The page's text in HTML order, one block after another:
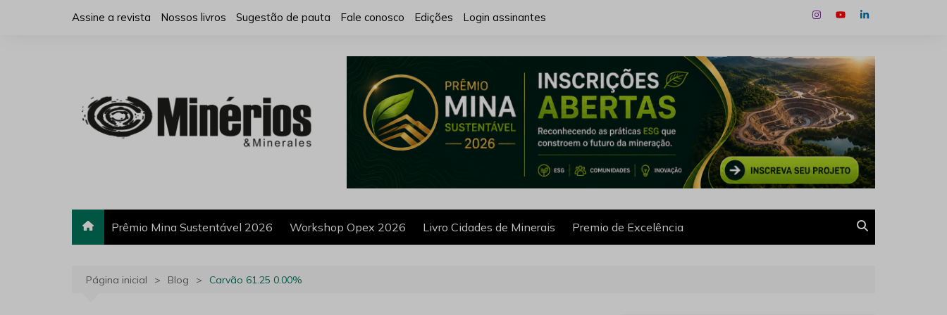
Assine a revista Nossos livros Sugestão de pauta Fale conosco Edições Login assinantes
Prêmio Mina Sustentável 2026 Workshop Opex 2026 Livro Cidades de Minerais Premio de Excelência
Página inicial Blog Carvão 61.25 0.00%